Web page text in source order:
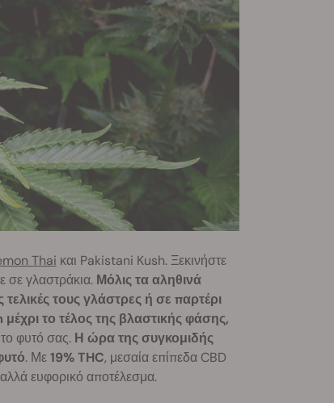
Thai και Pakistani Kush. Ξεκινήστε
σε γλαστράκια. Μόλις τα αληθινά
τους γλάστρες ή σε παρτέρι
το τέλος της βλαστικής φάσης,
φυτό σας. Η ώρα της συγκομιδής
. Με19% THC, μεσαία επίπεδα CBD
ευφορικό αποτέλεσμα.